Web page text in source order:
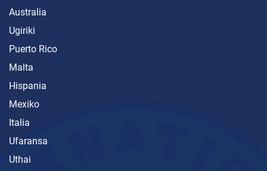
Australia
Ugiriki
Puerto Rico
Malta
Hispania
Mexiko
Italia
Ufaransa
Uthai